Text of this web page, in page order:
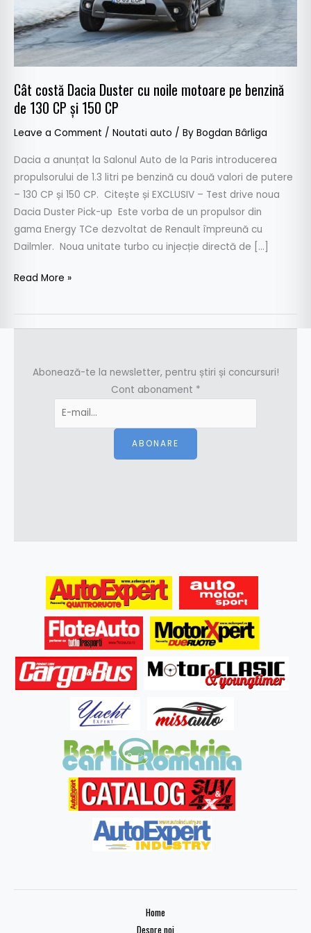
Cât costă Dacia Duster cu noile motoare pe benzină
de 130 CP și 150 CP
Leave a Comment / Noutati auto / By Bogdan Bârliga
Dacia a anunțat la Salonul Auto de la Paris introducerea
propulsorului de 1.3 litri pe benzină cu două valori de putere
– 130 CP și 150 CP. Citește și EXCLUSIV – Test drive noua
Dacia Duster Pick-up Este vorba de un propulsor din
gama Energy TCe dezvoltat de Renault împreună cu
Dailmler. Noua unitate turbo cu injecție directă de […]
benzină
de
și
150
CP
Read More »
Abonează-te la newsletter, pentru știri și concursuri!
Cont abonament *
ABONARE
Home
Despre noi